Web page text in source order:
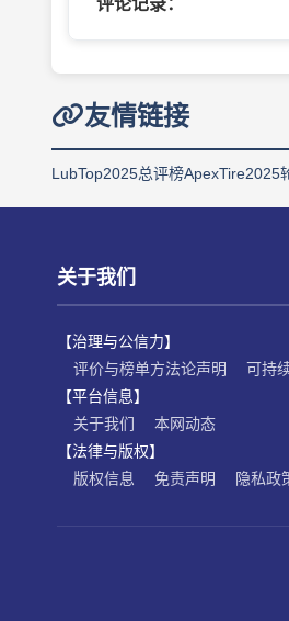
评论记录：
友情链接
LubTop2025总评榜ApexTire2025
关于我们
【治理与公信力】
评价与榜单方法论声明
可持
【平台信息】
关于我们
本网动态
【法律与版权】
版权信息
免责声明 隐私政